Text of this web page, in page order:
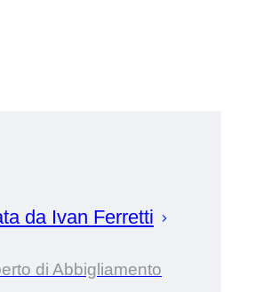
da Ivan Ferretti
di Abbigliamento